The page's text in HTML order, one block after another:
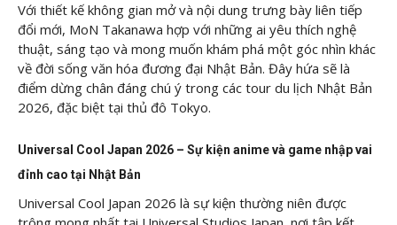
Với thiết kế không gian mở và nội dung trưng bày liên tiếp
đổi mới, MoN Takanawa hợp với những ai yêu thích nghệ
thuật, sáng tạo và mong muốn khám phá một góc nhìn khác
về đời sống văn hóa đương đại Nhật Bản. Đây hứa sẽ là
điểm dừng chân đáng chú ý trong các tour du lịch Nhật Bản
2026, đặc biệt tại thủ đô Tokyo.
Universal Cool Japan 2026 – Sự kiện anime và game nhập vai
đỉnh cao tại Nhật Bản
Universal Cool Japan 2026 là sự kiện thường niên được